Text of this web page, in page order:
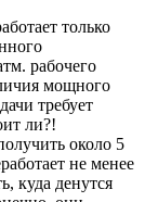
только
рабочего
мощного
требует
ли?!
около 5
не менее
куда денутся